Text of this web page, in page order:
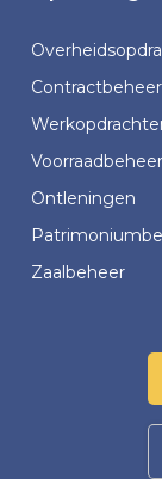
Contractbeheer
Voorraadbeheer
Ontleningen
Zaalbeheer